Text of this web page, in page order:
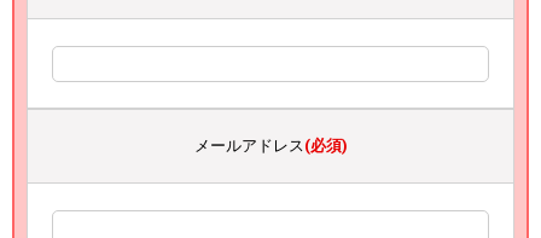
メールアドレス(必須)